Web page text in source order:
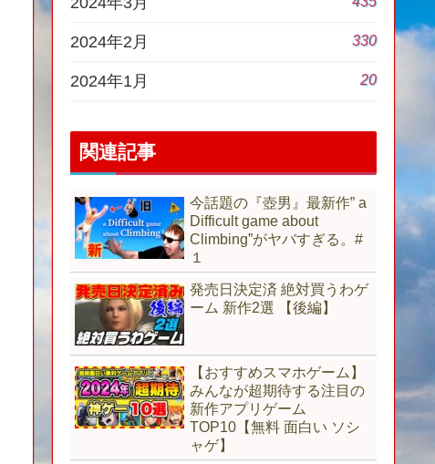
2024年2月 330
2024年1月 20
関連記事
今話題の『壺男』最新作” a
Difficult game about
Climbing”がヤバすぎる。#
１
発売日決定済 絶対買うわゲ
ーム 新作2選 【後編】
【おすすめスマホゲーム】
みんなが超期待する注目の
新作アプリゲーム
TOP10【無料 面白い ソシ
ャゲ】